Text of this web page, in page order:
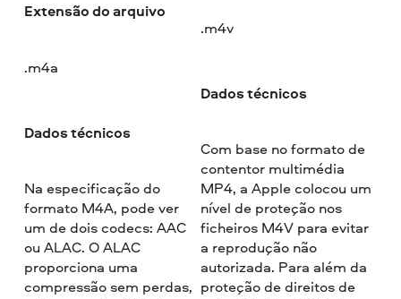
Extensão do arquivo
.m4a
Dados técnicos
Na especificação do
formato M4A, pode ver
um de dois codecs: AAC
ou ALAC. O ALAC
proporciona uma
compressão sem perdas,
.m4v
Dados técnicos
Com base no formato de
contentor multimédia
MP4, a Apple colocou um
nível de proteção nos
ficheiros M4V para evitar
a reprodução não
autorizada. Para além da
proteção de direitos de